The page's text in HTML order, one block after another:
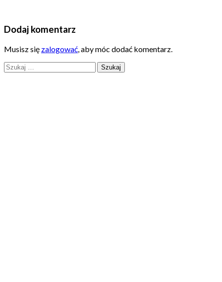
Dodaj komentarz
Musisz się zalogować, aby móc dodać komentarz.
Szukaj: